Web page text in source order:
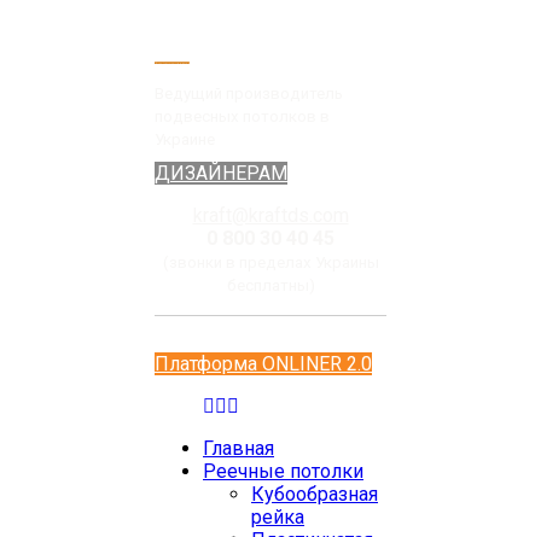
ДИЗАЙНЕРАМ
Платформа ONLINER 2.0
Главная
Реечные потолки
Кубообразная
рейка